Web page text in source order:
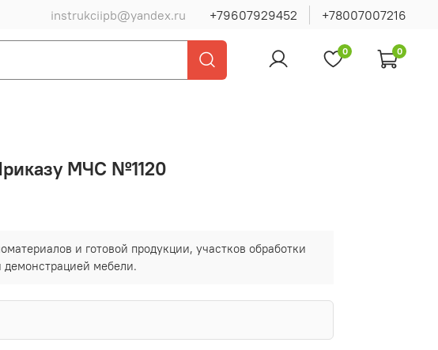
instrukciipb@yandex.ru +79607929452 +78007007216
0 0
МЧС №1120
и готовой продукции, участков обработки
мебели.